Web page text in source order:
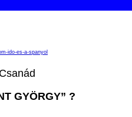
ido-es-a-spanyol
GYÖRGY” ?